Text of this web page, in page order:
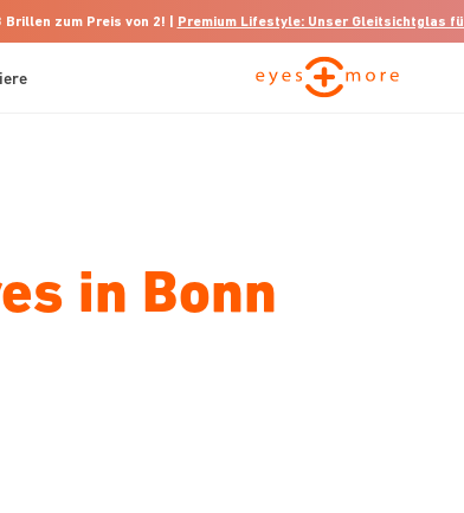
Brillen zum Preis von 2! | Premium Lifestyle: Unser Gleitsichtglas
in Bonn